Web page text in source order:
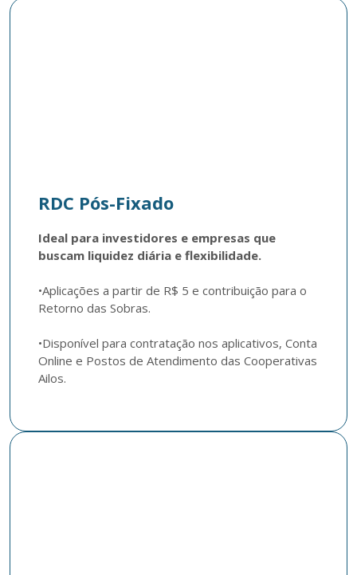
RDC Pós-Fixado
Ideal para investidores e empresas que
buscam liquidez diária e flexibilidade.
•Aplicações a partir de R$ 5 e contribuição para o
Retorno das Sobras.
•Disponível para contratação nos aplicativos, Conta
Online e Postos de Atendimento das Cooperativas